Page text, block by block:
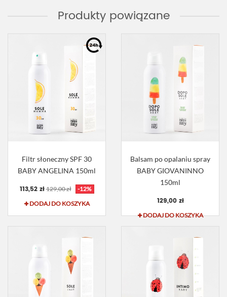
Produkty powiązane
Filtr słoneczny SPF 30
BABY ANGELINA 150ml
113,52 zł 129,00 zł
-12%
DODAJ DO KOSZYKA
Balsam po opalaniu spray
BABY GIOVANINNO
150ml
129,00 zł
DODAJ DO KOSZYKA